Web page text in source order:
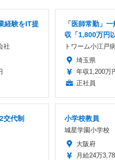
経験をIT提
社
「医師常勤」
収「1,800万円
トワーム小江戸
埼玉県
年収1,200万
正社員
交代制 小学校教員
城星学園小学校
大阪府
月給24万